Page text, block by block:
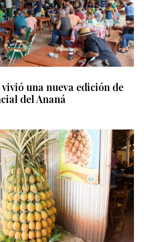
una nueva edición de
del Ananá